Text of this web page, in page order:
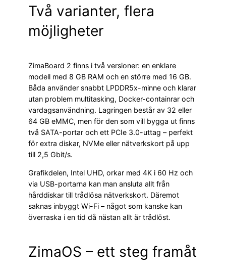
Två varianter, flera
möjligheter
ZimaBoard 2 finns i två versioner: en enklare
modell med 8 GB RAM och en större med 16 GB.
Båda använder snabbt LPDDR5x-minne och klarar
utan problem multitasking, Docker-containrar och
vardagsanvändning. Lagringen består av 32 eller
64 GB eMMC, men för den som vill bygga ut finns
två SATA-portar och ett PCIe 3.0-uttag – perfekt
för extra diskar, NVMe eller nätverkskort på upp
till 2,5 Gbit/s.
Grafikdelen, Intel UHD, orkar med 4K i 60 Hz och
via USB-portarna kan man ansluta allt från
hårddiskar till trådlösa nätverkskort. Däremot
saknas inbyggt Wi-Fi – något som kanske kan
överraska i en tid då nästan allt är trådlöst.
ZimaOS – ett steg framåt